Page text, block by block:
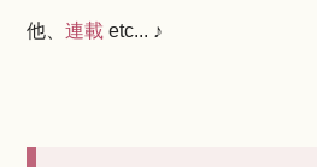
他、連載 etc... ♪